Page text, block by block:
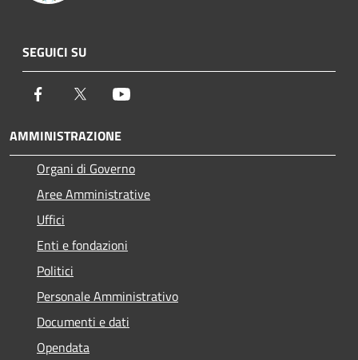
SEGUICI SU
Facebook Twitter
AMMINISTRAZIONE
Organi di Governo
Aree Amministrative
Uffici
Enti e fondazioni
Politici
Personale Amministrativo
Documenti e dati
Opendata